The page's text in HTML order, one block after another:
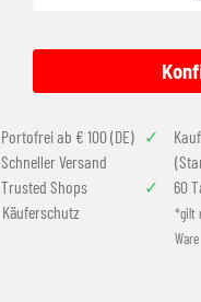
Portofrei ab € 100 (DE)
Schneller Versand
Trusted Shops
Käuferschutz
60
*gilt
Ware